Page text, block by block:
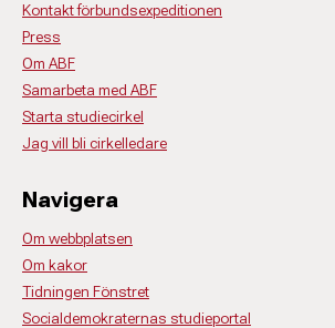
Kontakt förbundsexpeditionen
Press
Om ABF
Samarbeta med ABF
Starta studiecirkel
Jag vill bli cirkelledare
Navigera
Om webbplatsen
Om kakor
Tidningen Fönstret
Socialdemokraternas studieportal